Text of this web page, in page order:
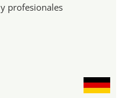
profesionales